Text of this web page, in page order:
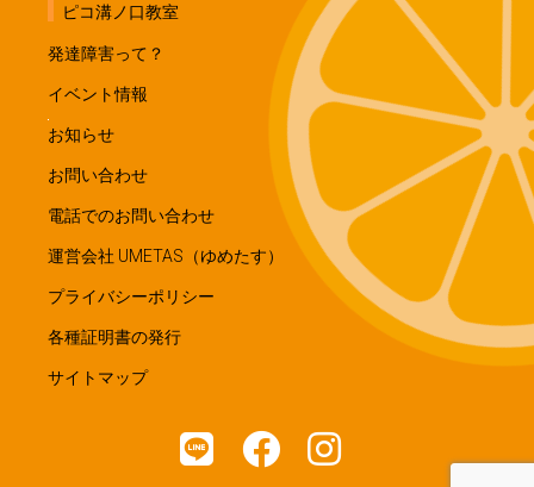
ピコ溝ノ口教室
発達障害って？
イベント情報
お知らせ
お問い合わせ
電話でのお問い合わせ
運営会社 UMETAS（ゆめたす）
プライバシーポリシー
各種証明書の発行
サイトマップ